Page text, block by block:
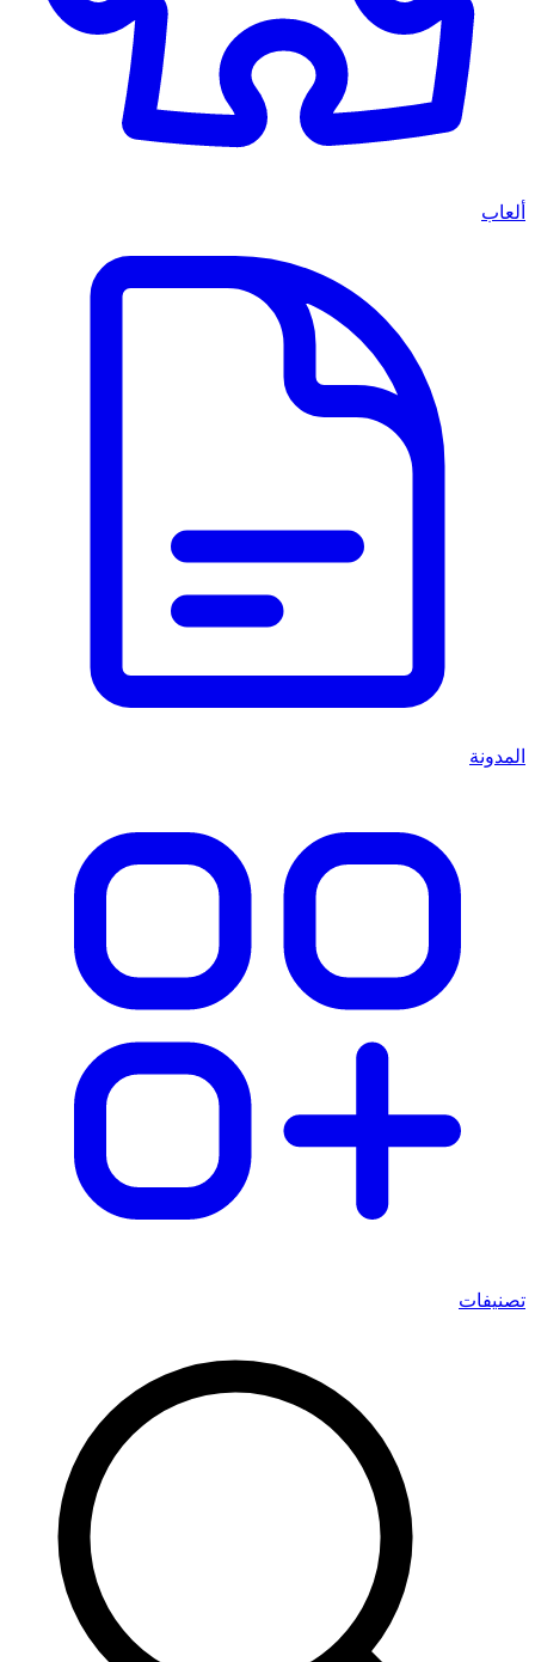
ألعاب
المدونة
تصنيفات